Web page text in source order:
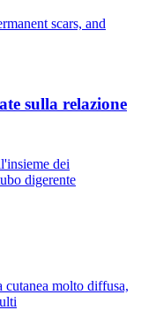
scars, and
sulla relazione
dei
digerente
molto diffusa,